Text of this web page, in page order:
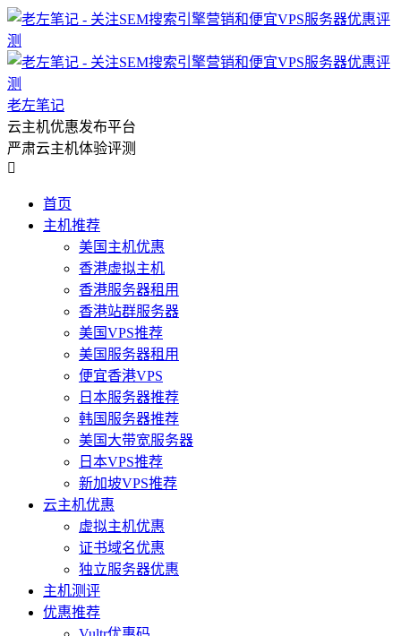
老左笔记
云主机优惠发布平台
严肃云主机体验评测

首页
主机推荐
美国主机优惠
香港虚拟主机
香港服务器租用
香港站群服务器
美国VPS推荐
美国服务器租用
便宜香港VPS
日本服务器推荐
韩国服务器推荐
美国大带宽服务器
日本VPS推荐
新加坡VPS推荐
云主机优惠
虚拟主机优惠
证书域名优惠
独立服务器优惠
主机测评
优惠推荐